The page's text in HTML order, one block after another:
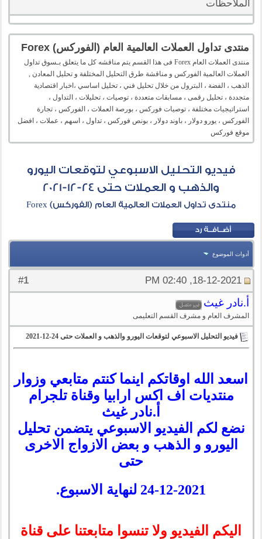
الملاحظات
منتدى تداول العملات العالمية العام (الفوركس) Forex
منتدى العملات العام Forex فى هذا القسم يتم مناقشه كل ما يتعلق بـسوق تداول
العملات العالمية الفوركس و مناقشة طرق التحليل المختلفة و تحليل المعادن ,
الذهب ، الفضة ، البترول من خلال تحليل فني ، تحليل اساسي ،اخبار اقتصادية
متجددة ، تحليل رقمى ، مسابقات متعددة ، توصيات ، تحليلات ، التداول ،
استراتيجيات مختلفة ، توصيات فوركس ، بورصة العملات ، الفوركس ، تجارة
الفوركس ، يورو دولار ، باوند دولار ، بونص فوركس ، تداول ، اسهم ، عملات ، افضل
موقع فوركس
فيديو التحليل الاسبوعي لتوقعات اليورو
والذهب و العملات حتى 24-12-2021
منتدى تداول العملات العالمية العام (الفوركس) Forex
أدوات الموضوع
#
1 18-12-2021, 02:40 PM
أ.نادر غيث
المشرف العام و مشرف القسم التعليمى
فيديو التحليل الاسبوعي لتوقعات اليورو والذهب و العملات حتى 24-12-2021
اسعد الله اوقاتكم اينما كنتم متابعي وزوار
منتديات اف اكس ارابيا وقناة تلجرام
أ.نادر غيث
نضع لكم
الفيديو الاسبوعي يتضمن تحليل
اليورو و الذهب و بعض الازواج الاخرى
حتى
24-12-2021 لنهاية الاسبوع.
اليكم الفيديو ولا تنسوا متابعتنا على قناة